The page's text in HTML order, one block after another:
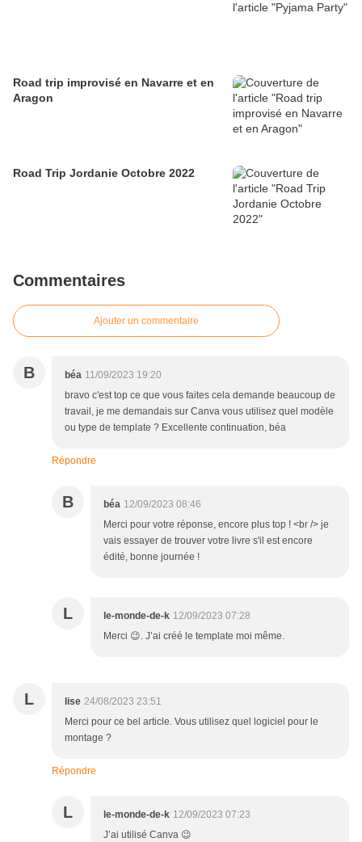
Road trip improvisé en Navarre et en
Aragon
Road Trip Jordanie Octobre 2022
Commentaires
Ajouter un commentaire
B béa 11/09/2023 19:20
bravo c'est top ce que vous faites cela demande beaucoup de
travail, je me demandais sur Canva vous utilisez quel modèle
ou type de template ? Excellente continuation, béa
Répondre
B béa 12/09/2023 08:46
Merci pour votre réponse, encore plus top ! <br /> je
vais essayer de trouver votre livre s'il est encore
édité, bonne journée !
L le-monde-de-k 12/09/2023 07:28
Merci 😉. J’ai créé le template moi même.
L lise 24/08/2023 23:51
Merci pour ce bel article. Vous utilisez quel logiciel pour le
montage ?
Répondre
L le-monde-de-k 12/09/2023 07:23
J’ai utilisé Canva 😉